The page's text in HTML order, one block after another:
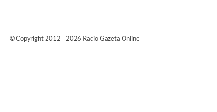
© Copyright 2012 - 2026 Rádio Gazeta Online